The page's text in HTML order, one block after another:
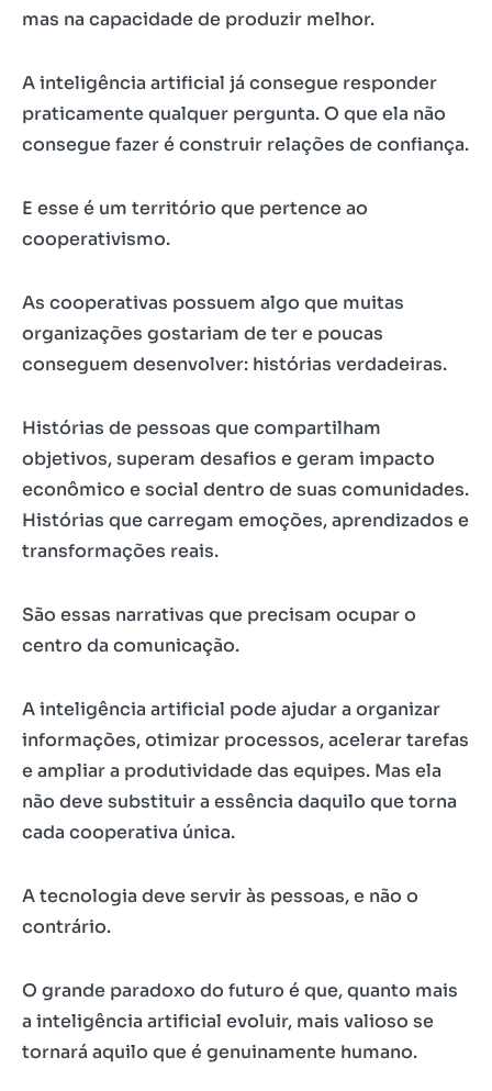
mas na capacidade de produzir melhor.
A inteligência artificial já consegue responder
praticamente qualquer pergunta. O que ela não
consegue fazer é construir relações de confiança.
E esse é um território que pertence ao
cooperativismo.
As cooperativas possuem algo que muitas
organizações gostariam de ter e poucas
conseguem desenvolver: histórias verdadeiras.
Histórias de pessoas que compartilham
objetivos, superam desafios e geram impacto
econômico e social dentro de suas comunidades.
Histórias que carregam emoções, aprendizados e
transformações reais.
São essas narrativas que precisam ocupar o
centro da comunicação.
A inteligência artificial pode ajudar a organizar
informações, otimizar processos, acelerar tarefas
e ampliar a produtividade das equipes. Mas ela
não deve substituir a essência daquilo que torna
cada cooperativa única.
A tecnologia deve servir às pessoas, e não o
contrário.
O grande paradoxo do futuro é que, quanto mais
a inteligência artificial evoluir, mais valioso se
tornará aquilo que é genuinamente humano.